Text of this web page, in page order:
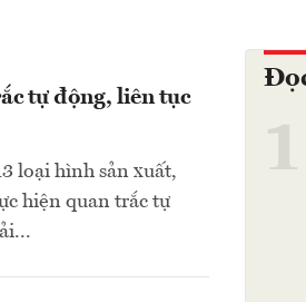
tự động, liên tục
loại hình sản xuất,
hiện quan trắc tự